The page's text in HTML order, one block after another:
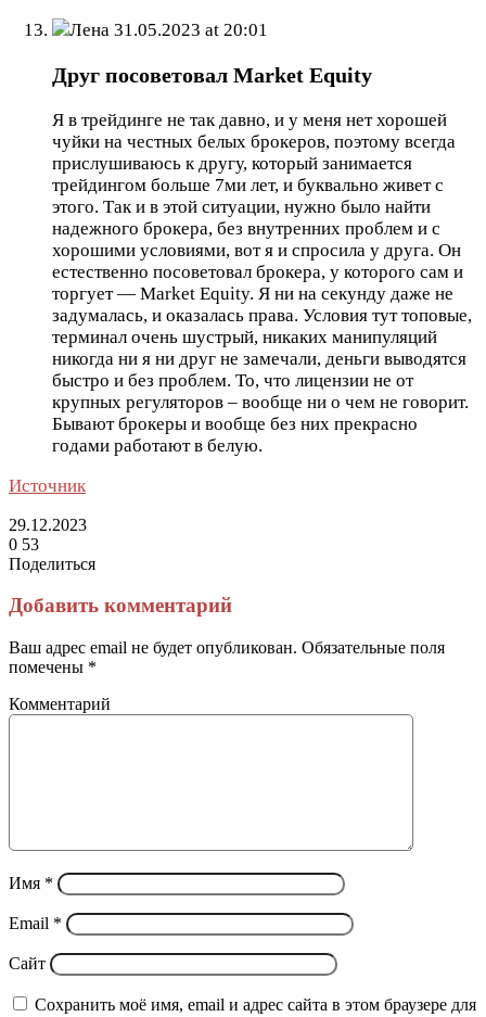
Лена 31.05.2023 at 20:01
Друг посоветовал Market Equity
Я в трейдинге не так давно, и у меня нет хорошей
чуйки на честных белых брокеров, поэтому всегда
прислушиваюсь к другу, который занимается
трейдингом больше 7ми лет, и буквально живет с
этого. Так и в этой ситуации, нужно было найти
надежного брокера, без внутренних проблем и с
хорошими условиями, вот я и спросила у друга. Он
естественно посоветовал брокера, у которого сам и
торгует — Market Equity. Я ни на секунду даже не
задумалась, и оказалась права. Условия тут топовые,
терминал очень шустрый, никаких манипуляций
никогда ни я ни друг не замечали, деньги выводятся
быстро и без проблем. То, что лицензии не от
крупных регуляторов – вообще ни о чем не говорит.
Бывают брокеры и вообще без них прекрасно
годами работают в белую.
Источник
29.12.2023
0 53
Поделиться
через
электронную
почту
Добавить комментарий
Ваш адрес email не будет опубликован. Обязательные поля
помечены *
Комментарий
Имя *
Email *
Сайт
Сохранить моё имя, email и адрес сайта в этом браузере для